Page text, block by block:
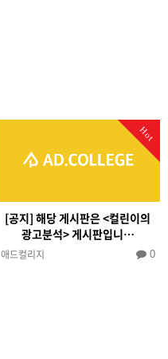
Hot
[공지] 해당 게시판은 <컬린이의
광고분석> 게시판입니…
애드컬리지 0